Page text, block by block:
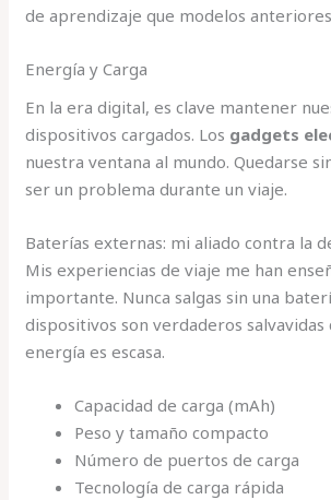
de aprendizaje que modelos
Energía y Carga
En la era digital, es clave mantener
dispositivos cargados. Los gadgets
nuestra ventana al mundo. Quedarse
ser un problema durante un viaje.
Baterías externas: mi aliado contra la
Mis experiencias de viaje me han
importante. Nunca salgas sin una
dispositivos son verdaderos salvavidas
energía es escasa.
Capacidad de carga (mAh)
Peso y tamaño compacto
Número de puertos de carga
Tecnología de carga rápida